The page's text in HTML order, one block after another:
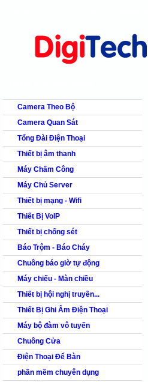
products
Camera Theo Bộ
Camera Quan Sát
Tổng Đài Điện Thoại
Thiết bị âm thanh
Máy Chấm Công
Máy Chủ Server
Thiết bị mạng - Wifi
Thiết Bị VoIP
Thiết bị chống sét
Báo Trộm - Báo Cháy
Chuông báo giờ tự động
Máy chiếu - Màn chiều
Thiết bị hội nghị truyền...
Thiết Bị Ghi Âm Điện Thoại
Máy bộ đàm vô tuyến
Chuông Cửa
Điện Thoại Để Bàn
phần mềm chuyên dụng